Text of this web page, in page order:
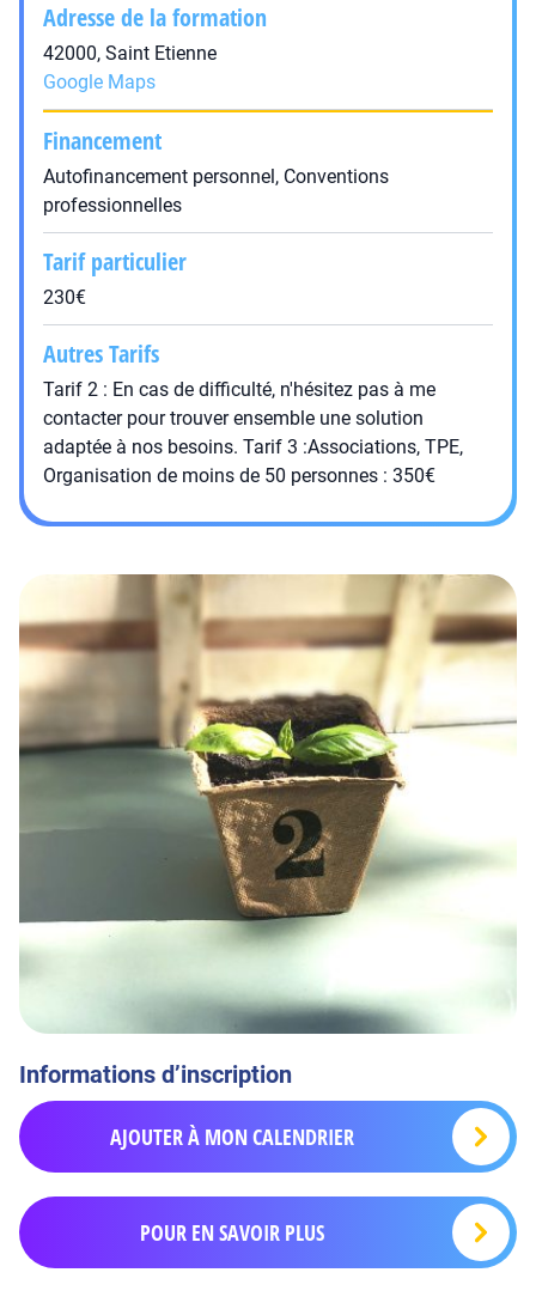
Adresse de la formation
42000, Saint Etienne
Google Maps
Financement
Autofinancement personnel, Conventions
professionnelles
Tarif particulier
230€
Autres Tarifs
Tarif 2 : En cas de difficulté, n'hésitez pas à me
contacter pour trouver ensemble une solution
adaptée à nos besoins. Tarif 3 :Associations, TPE,
Organisation de moins de 50 personnes : 350€
Informations d’inscription
AJOUTER À MON CALENDRIER
POUR EN SAVOIR PLUS